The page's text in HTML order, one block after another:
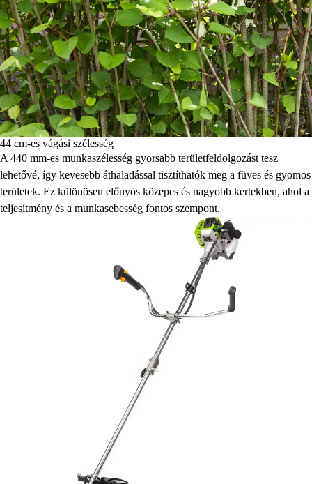
44 cm-es vágási szélesség
A 440 mm-es munkaszélesség gyorsabb területfeldolgozást tesz
lehetővé, így kevesebb áthaladással tisztíthatók meg a füves és gyomos
területek. Ez különösen előnyös közepes és nagyobb kertekben, ahol a
teljesítmény és a munkasebesség fontos szempont.